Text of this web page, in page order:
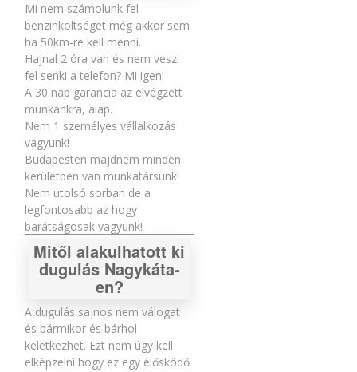
Mi nem számolunk fel
benzinköltséget még akkor sem
ha 50km-re kell menni.
Hajnal 2 óra van és nem veszi
fel senki a telefon? Mi igen!
A 30 nap garancia az elvégzett
munkánkra, alap.
Nem 1 személyes vállalkozás
vagyunk!
Budapesten majdnem minden
kerületben van munkatársunk!
Nem utolsó sorban de a
legfontosabb az hogy
barátságosak vagyunk!
Mitől alakulhatott ki
dugulás Nagykáta-
en?
A dugulás sajnos nem válogat
és bármikor és bárhol
keletkezhet. Ezt nem úgy kell
elképzelni hogy ez egy élősködő